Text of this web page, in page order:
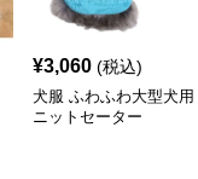
¥3,060 (税込)
犬服 ふわふわ大型犬用
ニットセーター